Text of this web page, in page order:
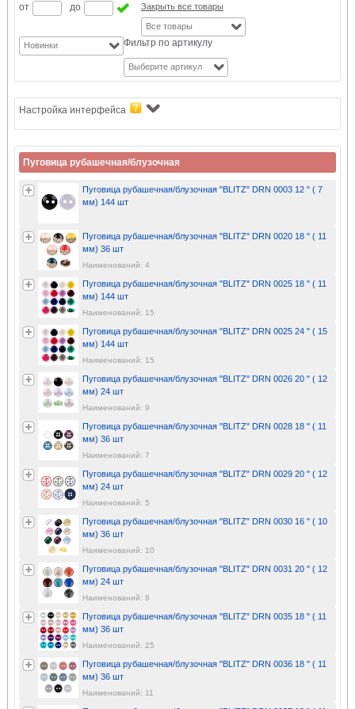
от
до Закрыть все товары
Все товары
Новинки
Фильтр по артикулу
Выберите артикул
Настройка интерфейса
Пуговица рубашечная/блузочная
Пуговица рубашечная/блузочная "BLITZ" DRN 0003 12 " ( 7
мм) 144 шт
Пуговица рубашечная/блузочная "BLITZ" DRN 0020 18 " ( 11
мм) 36 шт
Наименований: 4
Пуговица рубашечная/блузочная "BLITZ" DRN 0025 18 " ( 11
мм) 144 шт
Наименований: 15
Пуговица рубашечная/блузочная "BLITZ" DRN 0025 24 " ( 15
мм) 144 шт
Наименований: 15
Пуговица рубашечная/блузочная "BLITZ" DRN 0026 20 " ( 12
мм) 24 шт
Наименований: 9
Пуговица рубашечная/блузочная "BLITZ" DRN 0028 18 " ( 11
мм) 36 шт
Наименований: 7
Пуговица рубашечная/блузочная "BLITZ" DRN 0029 20 " ( 12
мм) 24 шт
Наименований: 5
Пуговица рубашечная/блузочная "BLITZ" DRN 0030 16 " ( 10
мм) 36 шт
Наименований: 10
Пуговица рубашечная/блузочная "BLITZ" DRN 0031 20 " ( 12
мм) 24 шт
Наименований: 8
Пуговица рубашечная/блузочная "BLITZ" DRN 0035 18 " ( 11
мм) 36 шт
Наименований: 25
Пуговица рубашечная/блузочная "BLITZ" DRN 0036 18 " ( 11
мм) 36 шт
Наименований: 11